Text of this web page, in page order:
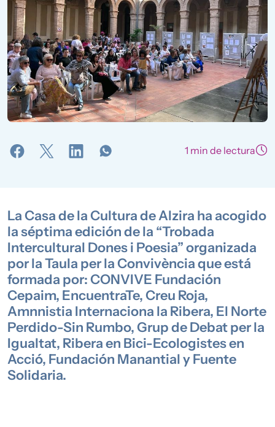
1 min de lectura
La Casa de la Cultura de Alzira ha acogido
la séptima edición de la “Trobada
Intercultural Dones i Poesia” organizada
por la Taula per la Convivència que está
formada por: CONVIVE Fundación
Cepaim, EncuentraTe, Creu Roja,
Amnnistia Internaciona la Ribera, El Norte
Perdido-Sin Rumbo, Grup de Debat per la
Igualtat, Ribera en Bici-Ecologistes en
Acció, Fundación Manantial y Fuente
Solidaria.